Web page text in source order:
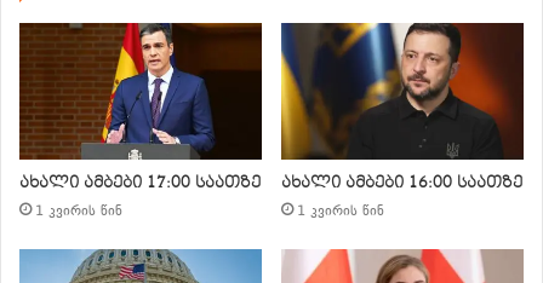
ახალი ამბები 17:00 საათზე
1 კვირის წინ
ახალი ამბები 16:00 საათზე
1 კვირის წინ